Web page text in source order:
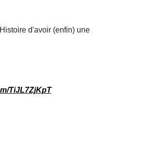
d'avoir (enfin) une
TiJL7ZjKpT